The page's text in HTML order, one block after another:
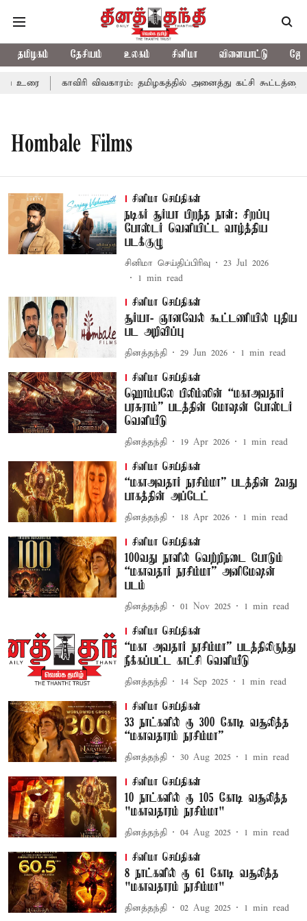
தமிழகம் தேசியம் உலகம் சினிமா விளையாட்டு
உரை காவிரி விவகாரம்: தமிழகத்தில் அனைத்து கட்சி கூட்டத்தை
Hombale Films
சினிமா செய்திகள்
நடிகர் சூர்யா பிறந்த நாள்: சிறப்பு
போஸ்டர் வெளியிட்ட வாழ்த்திய
படக்குழு
சினிமா செய்திப்பிரிவு
23 Jul 2026
1 min read
சினிமா செய்திகள்
சூர்யா- ஞானவேல் கூட்டணியில் புதிய
பட அறிவிப்பு
தினத்தந்தி 29 Jun 2026 1 min read
சினிமா செய்திகள்
ஹொம்பலே பிலிம்ஸின் “மகாஅவதார்
பரசுராம்” படத்தின் மோஷன் போஸ்டர்
வெளியீடு
தினத்தந்தி 19 Apr 2026 1 min read
சினிமா செய்திகள்
“மகாஅவதார் நரசிம்மா” படத்தின் 2வது
பாகத்தின் அப்டேட்
தினத்தந்தி 18 Apr 2026 1 min read
சினிமா செய்திகள்
100வது நாளில் வெற்றிநடை போடும்
“மகாவதார் நரசிம்மா” அனிமேஷன்
படம்
தினத்தந்தி 01 Nov 2025 1 min read
சினிமா செய்திகள்
“மகா அவதார் நரசிம்மா” படத்திலிருந்து
நீக்கப்பட்ட காட்சி வெளியீடு
தினத்தந்தி 14 Sep 2025 1 min read
சினிமா செய்திகள்
33 நாட்களில் ரூ 300 கோடி வசூலித்த
“மகாவதாரம் நரசிம்மா”
தினத்தந்தி 30 Aug 2025 1 min read
சினிமா செய்திகள்
10 நாட்களில் ரூ 105 கோடி வசூலித்த
"மகாவதாரம் நரசிம்மா"
தினத்தந்தி 04 Aug 2025 1 min read
சினிமா செய்திகள்
8 நாட்களில் ரூ 61 கோடி வசூலித்த
"மகாவதாரம் நரசிம்மா"
தினத்தந்தி 02 Aug 2025 1 min read